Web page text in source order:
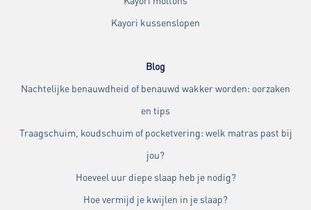
Kayori kussenslopen
Blog
Nachtelijke benauwdheid of benauwd wakker worden: oorzaken
en tips
Traagschuim, koudschuim of pocketvering: welk matras past bij
jou?
Hoeveel uur diepe slaap heb je nodig?
Hoe vermijd je kwijlen in je slaap?